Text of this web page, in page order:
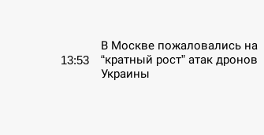
13:53
В Москве пожаловались на
“кратный рост” атак дронов
Украины